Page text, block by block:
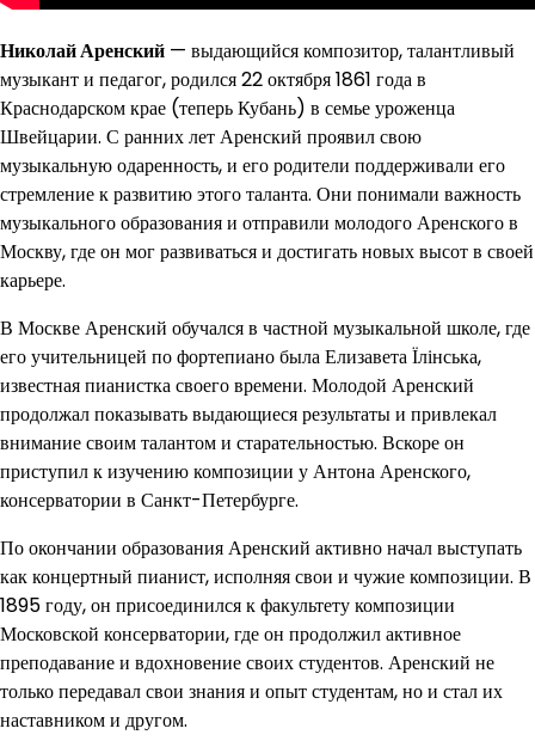
Николай Аренский — выдающийся композитор, талантливый
музыкант и педагог, родился 22 октября 1861 года в
Краснодарском крае (теперь Кубань) в семье уроженца
Швейцарии. С ранних лет Аренский проявил свою
музыкальную одаренность, и его родители поддерживали его
стремление к развитию этого таланта. Они понимали важность
музыкального образования и отправили молодого Аренского в
Москву, где он мог развиваться и достигать новых высот в своей
карьере.
В Москве Аренский обучался в частной музыкальной школе, где
его учительницей по фортепиано была Елизавета Їлінська,
известная пианистка своего времени. Молодой Аренский
продолжал показывать выдающиеся результаты и привлекал
внимание своим талантом и старательностью. Вскоре он
приступил к изучению композиции у Антона Аренского,
консерватории в Санкт-Петербурге.
По окончании образования Аренский активно начал выступать
как концертный пианист, исполняя свои и чужие композиции. В
1895 году, он присоединился к факультету композиции
Московской консерватории, где он продолжил активное
преподавание и вдохновение своих студентов. Аренский не
только передавал свои знания и опыт студентам, но и стал их
наставником и другом.